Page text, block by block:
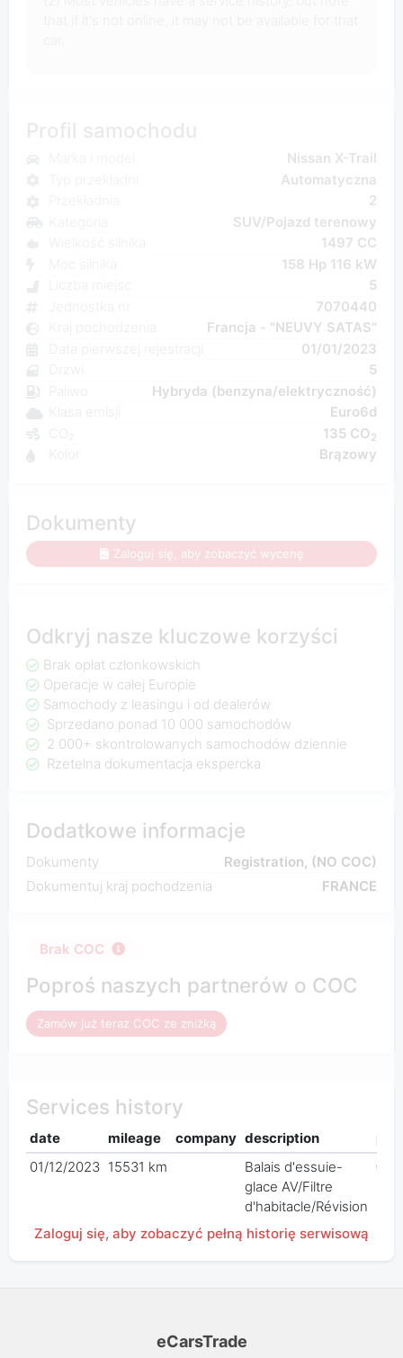
Nissan X-Trail
Automatyczna
2
SUV/Pojazd terenowy
1497 CC
158 Hp 116 kW
5
7070440
Francja - "NEUVY SATAS"
01/01/2023
5
Hybryda (benzyna/elektryczność)
Euro6d
135 CO2
Kolor Brązowy
Dokumenty
Zaloguj się, aby zobaczyć wycenę
Odkryj nasze kluczowe korzyści
Brak opłat członkowskich
Operacje w całej Europie
Samochody z leasingu i od dealerów
Sprzedano ponad 10 000 samochodów
2 000+ skontrolowanych samochodów dziennie
Rzetelna dokumentacja ekspercka
Dodatkowe informacje
Dokumenty
Registration, (NO COC)
Dokumentuj kraj pochodzenia
FRANCE
Brak COC
Poproś naszych partnerów o COC
Zamów już teraz COC ze zniżką
Services history
date mileage company description
01/12/2023 15531 km
Balais d'essuie-
glace AV/Filtre
d'habitacle/Révision
€
Zaloguj się, aby zobaczyć pełną historię serwisową
eCarsTrade